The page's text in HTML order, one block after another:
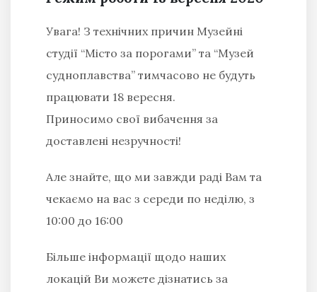
Увага! З технічних причин Музейні
студії “Місто за порогами” та “Музей
судноплавства” тимчасово не будуть
працювати 18 вересня.
Приносимо свої вибачення за
доставлені незручності!
Але знайте, що ми завжди раді Вам та
чекаємо на вас з середи по неділю, з
10:00 до 16:00
Більше інформації щодо наших
локацій Ви можете дізнатись за